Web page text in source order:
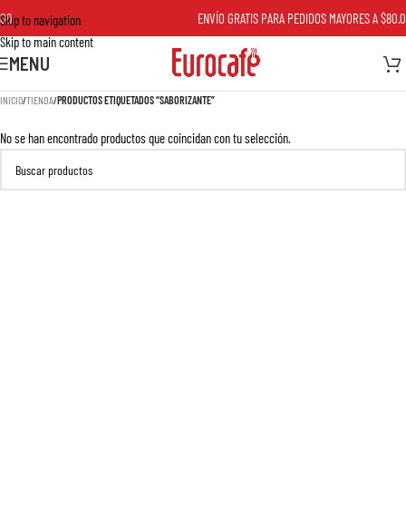
Skip to navigation
Skip to main content
ENVÍO GRATIS PARA PEDIDOS MAYORES A
MENU
INICIO/TIENDA/PRODUCTOS ETIQUETADOS “SABORIZANTE”
No se han encontrado productos que coincidan con tu selección.